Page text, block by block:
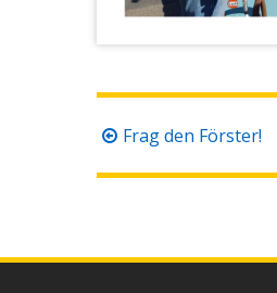
Beitragsnavigation
Frag den Förster!